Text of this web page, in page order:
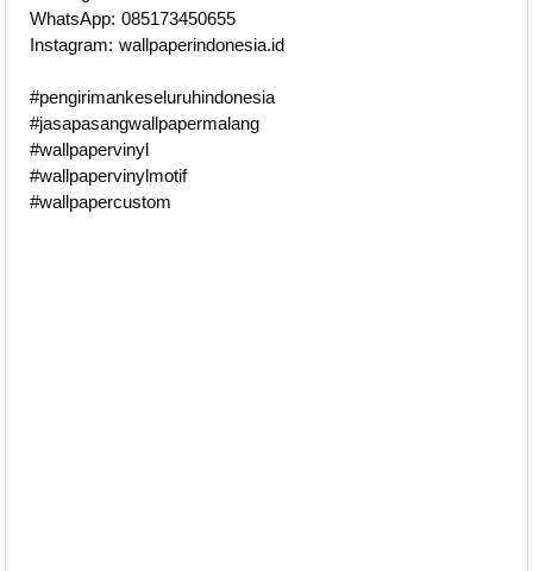
WhatsApp: 085173450655
Instagram: wallpaperindonesia.id
#pengirimankeseluruhindonesia
#jasapasangwallpapermalang
#wallpapervinyl
#wallpapervinylmotif
#wallpapercustom